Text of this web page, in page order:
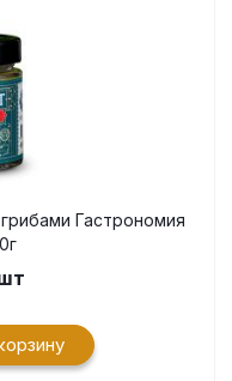
Гастрономия